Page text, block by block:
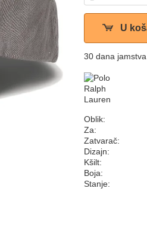
U
30 dana
Oblik:
Za:
Zatvarač:
Dizajn:
Kšilt:
Boja:
Stanje: